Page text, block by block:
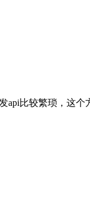
发api比较繁琐，这